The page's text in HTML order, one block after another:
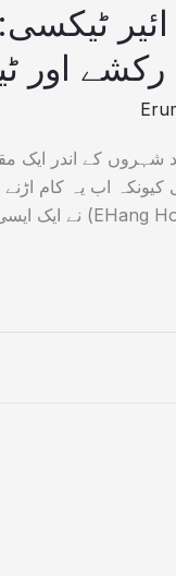
اور
شہروں کے اندر
اب یہ کام اڑنے